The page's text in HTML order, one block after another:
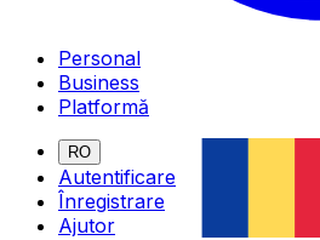
Personal
Business
Platformă
RO
Autentificare
Înregistrare
Ajutor